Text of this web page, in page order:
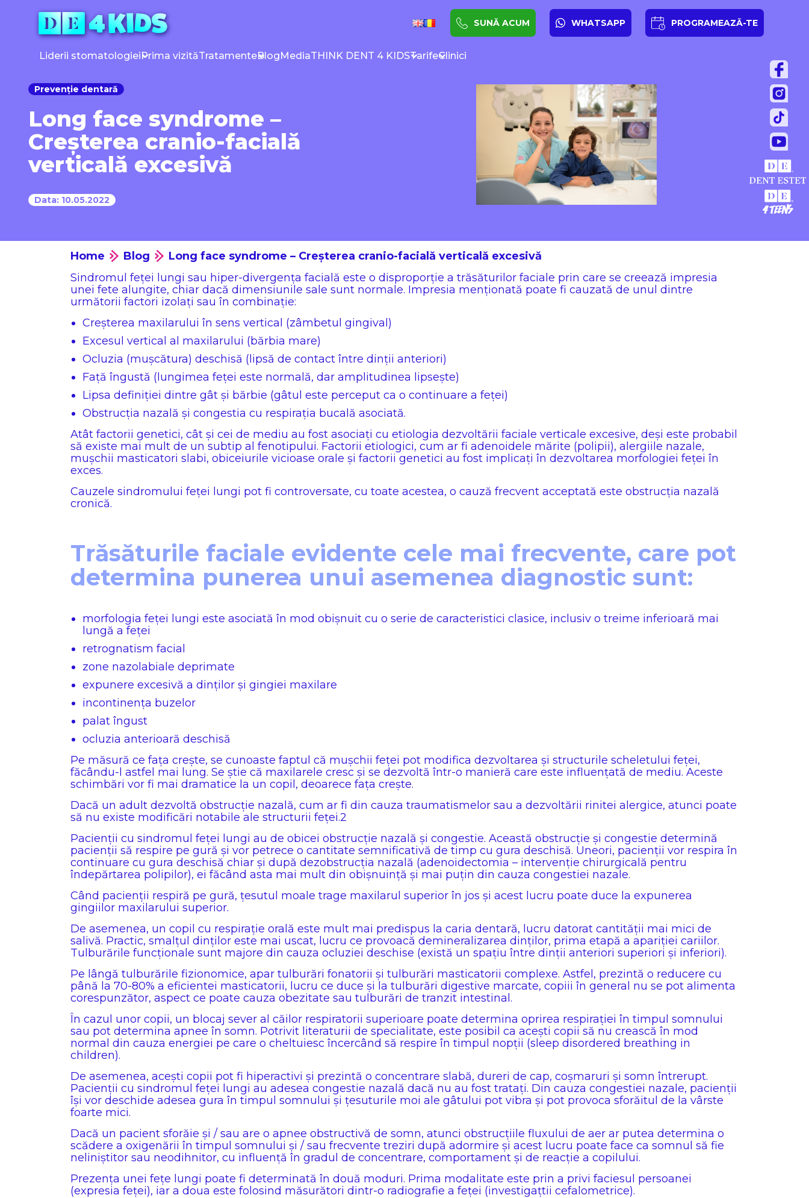
SUNĂ ACUM WHATSAPP PROGRAMEAZĂ-TE
Liderii stomatologieiPrima vizităTratamenteBlogMediaTHINK DENT 4 KIDSTarifeClinici
Prevenție dentară
Long face syndrome –
Creșterea cranio-facială
verticală excesivă
Data: 10.05.2022
Home Blog
Long face syndrome – Creșterea cranio-facială verticală excesivă
Sindromul feței lungi sau hiper-divergența facială este o disproporție a trăsăturilor faciale prin care se creează impresia
unei fete alungite, chiar dacă dimensiunile sale sunt normale. Impresia menționată poate fi cauzată de unul dintre
următorii factori izolați sau în combinație:
Creșterea maxilarului în sens vertical (zâmbetul gingival)
Excesul vertical al maxilarului (bărbia mare)
Ocluzia (mușcătura) deschisă (lipsă de contact între dinții anteriori)
Față îngustă (lungimea feței este normală, dar amplitudinea lipsește)
Lipsa definiției dintre gât și bărbie (gâtul este perceput ca o continuare a feței)
Obstrucția nazală și congestia cu respirația bucală asociată.
Atât factorii genetici, cât și cei de mediu au fost asociați cu etiologia dezvoltării faciale verticale excesive, deși este probabil
să existe mai mult de un subtip al fenotipului. Factorii etiologici, cum ar fi adenoidele mărite (polipii), alergiile nazale,
mușchii masticatori slabi, obiceiurile vicioase orale și factorii genetici au fost implicați în dezvoltarea morfologiei feței în
exces.
Cauzele sindromului feței lungi pot fi controversate, cu toate acestea, o cauză frecvent acceptată este obstrucția nazală
cronică.
Trăsăturile faciale evidente cele mai frecvente, care pot
determina punerea unui asemenea diagnostic sunt:
morfologia feței lungi este asociată în mod obișnuit cu o serie de caracteristici clasice, inclusiv o treime inferioară mai
lungă a feței
retrognatism facial
zone nazolabiale deprimate
expunere excesivă a dinților și gingiei maxilare
incontinența buzelor
palat îngust
ocluzia anterioară deschisă
Pe măsură ce fața crește, se cunoaste faptul că mușchii feței pot modifica dezvoltarea și structurile scheletului feței,
făcându-l astfel mai lung. Se știe că maxilarele cresc și se dezvoltă într-o manieră care este influențată de mediu. Aceste
schimbări vor fi mai dramatice la un copil, deoarece fața crește.
Dacă un adult dezvoltă obstrucție nazală, cum ar fi din cauza traumatismelor sau a dezvoltării rinitei alergice, atunci poate
să nu existe modificări notabile ale structurii feței.2
Pacienții cu sindromul feței lungi au de obicei obstrucție nazală și congestie. Această obstrucție și congestie determină
pacienții să respire pe gură și vor petrece o cantitate semnificativă de timp cu gura deschisă. Uneori, pacienții vor respira în
continuare cu gura deschisă chiar și după dezobstrucția nazală (adenoidectomia – intervenție chirurgicală pentru
îndepărtarea polipilor), ei făcând asta mai mult din obișnuință și mai puțin din cauza congestiei nazale.
Când pacienții respiră pe gură, țesutul moale trage maxilarul superior în jos și acest lucru poate duce la expunerea
gingiilor maxilarului superior.
De asemenea, un copil cu respirație orală este mult mai predispus la caria dentară, lucru datorat cantității mai mici de
salivă. Practic, smalțul dinților este mai uscat, lucru ce provoacă demineralizarea dinților, prima etapă a apariției cariilor.
Tulburările funcționale sunt majore din cauza ocluziei deschise (există un spațiu între dinții anteriori superiori și inferiori).
Pe lângă tulburările fizionomice, apar tulburări fonatorii și tulburări masticatorii complexe. Astfel, prezintă o reducere cu
până la 70-80% a eficientei masticatorii, lucru ce duce și la tulburări digestive marcate, copiii în general nu se pot alimenta
corespunzător, aspect ce poate cauza obezitate sau tulburări de tranzit intestinal.
În cazul unor copii, un blocaj sever al căilor respiratorii superioare poate determina oprirea respirației în timpul somnului
sau pot determina apnee în somn. Potrivit literaturii de specialitate, este posibil ca acești copii să nu crească în mod
normal din cauza energiei pe care o cheltuiesc încercând să respire în timpul nopții (sleep disordered breathing in
children).
De asemenea, acești copii pot fi hiperactivi și prezintă o concentrare slabă, dureri de cap, coșmaruri și somn întrerupt.
Pacienții cu sindromul feței lungi au adesea congestie nazală dacă nu au fost tratați. Din cauza congestiei nazale, pacienții
își vor deschide adesea gura în timpul somnului și țesuturile moi ale gâtului pot vibra și pot provoca sforăitul de la vârste
foarte mici.
Dacă un pacient sforăie și / sau are o apnee obstructivă de somn, atunci obstrucțiile fluxului de aer ar putea determina o
scădere a oxigenării în timpul somnului și / sau frecvente treziri după adormire și acest lucru poate face ca somnul să fie
neliniștitor sau neodihnitor, cu influență în gradul de concentrare, comportament și de reacție a copilului.
Prezența unei fețe lungi poate fi determinată în două moduri. Prima modalitate este prin a privi faciesul persoanei
(expresia feței), iar a doua este folosind măsurători dintr-o radiografie a feței (investigațtii cefalometrice).